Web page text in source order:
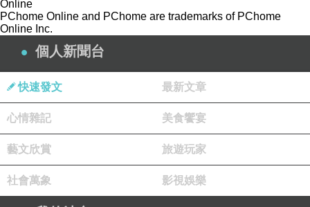
Online
PChome Online and PChome are trademarks of PChome
Online Inc.
個人新聞台
快速發文 最新文章
心情雜記 美食饗宴
藝文欣賞 旅遊玩家
社會萬象 影視娛樂